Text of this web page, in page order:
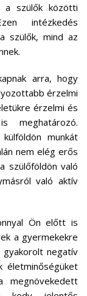
a szülők közötti
intézkedés
szülők, mind az
arra, hogy
érzelmi
érzelmi és
meghatározó.
munkát
nem elég erős
szülőföldön való
való aktív
Ön előtt is
a gyermekekre
negatív
életminőségüket
megnövekedett